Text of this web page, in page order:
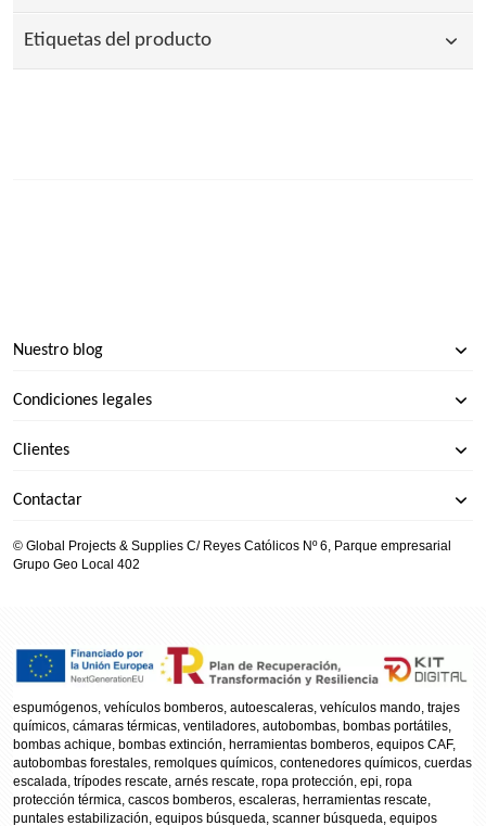
Etiquetas del producto
Nuestro blog
Condiciones legales
Clientes
Contactar
© Global Projects & Supplies C/ Reyes Católicos Nº 6, Parque empresarial
Grupo Geo Local 402
espumógenos, vehículos bomberos, autoescaleras, vehículos mando, trajes
químicos, cámaras térmicas, ventiladores, autobombas, bombas portátiles,
bombas achique, bombas extinción, herramientas bomberos, equipos CAF,
autobombas forestales, remolques químicos, contenedores químicos, cuerdas
escalada, trípodes rescate, arnés rescate, ropa protección, epi, ropa
protección térmica, cascos bomberos, escaleras, herramientas rescate,
puntales estabilización, equipos búsqueda, scanner búsqueda, equipos